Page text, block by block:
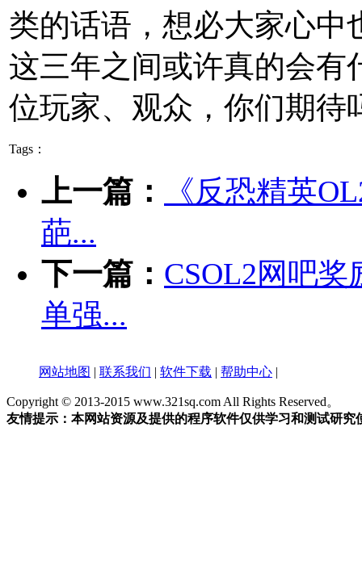
类的话语，想必大家心
这三年之间或许真的会有
位玩家、观众，你们期待
Tags：
上一篇：
《反恐精英
葩...
下一篇： CSOL2网吧
单强...
网站地图 | 联系我们 | 软件下载 | 帮助中心 |
Copyright © 2013-2015 www.321sq.com All Rights Reserved。
友情提示：本网站资源及提供的程序软件仅供学习和测试研